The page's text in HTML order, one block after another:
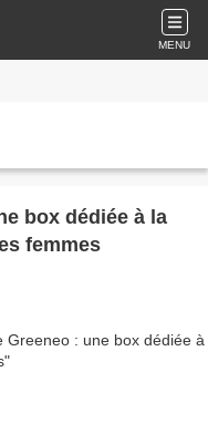
MENU
box dédiée à la
femmes